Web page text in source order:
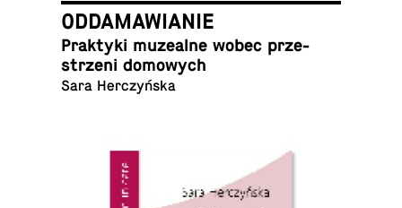
ODDAMAWIANIE
Prak­ty­ki mu­ze­al­ne wobec prze­
strze­ni domowych
Sara Herczyńska